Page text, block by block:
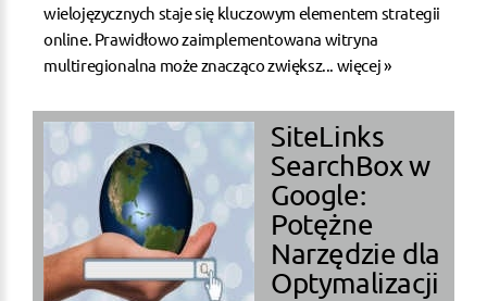
wielojęzycznych staje się kluczowym elementem strategii
online. Prawidłowo zaimplementowana witryna
multiregionalna może znacząco zwiększ... więcej »
SiteLinks
SearchBox w
Google:
Potężne
Narzędzie dla
Optymalizacji